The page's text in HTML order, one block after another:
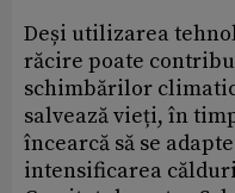
Deși utilizarea
răcire poate
schimbărilor
salvează vieți, în
încearcă să se
intensificarea